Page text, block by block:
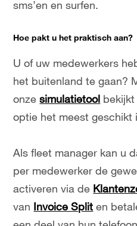
sms’en en surfen.
Hoe pakt u het praktisch aan?
U of uw medewerkers
het buitenland te gaan?
onzesimulatietool
optie het meest geschikt
Als fleet manager kan u
per medewerker de
activeren via de
van
Invoice Split en